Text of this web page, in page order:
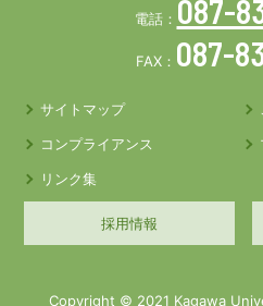
電話： 087-
FAX： 087-
サイトマップ
コンプライアンス
リンク集
採用情報
Copyright © 2021 Kagawa